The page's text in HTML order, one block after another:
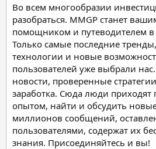
Во всем многообразии
разобраться. MMGP станет
помощником и путеводителем
Только самые последние
технологии и новые
пользователей уже выбрали
новости, проверенные
заработка. Сюда люди приходят
опытом, найти и обсудить
миллионов сообщений,
пользователями, содержат их
знания. Присоединяйтесь и вы!